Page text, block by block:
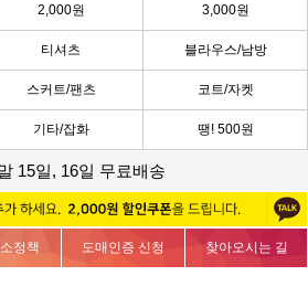
2,000원 3,000원
티셔츠 블라우스/남방
스커트/팬츠 코트/자켓
기타/잡화 땡! 500원
15일, 16일 무료배송
정책 도매인증 신청 찾아오시는 길